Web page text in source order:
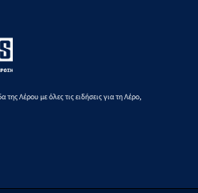
Λέρου με όλες τις ειδήσεις για τη Λέρο,